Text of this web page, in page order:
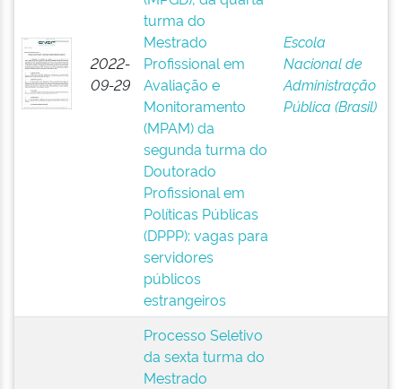
2022-
09-29
turma do
Mestrado
Profissional em
Avaliação e
Monitoramento
(MPAM) da
segunda turma do
Doutorado
Profissional em
Políticas Públicas
(DPPP): vagas para
servidores
públicos
estrangeiros
Escola
Nacional de
Administração
Pública (Brasil)
Processo Seletivo
da sexta turma do
Mestrado